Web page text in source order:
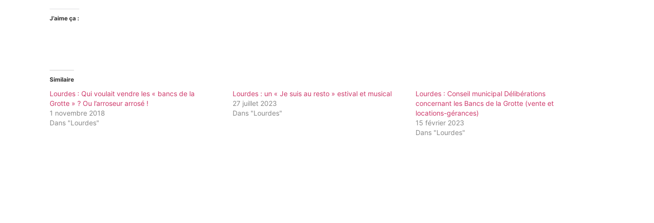
J’aime ça :
Similaire
Lourdes : Qui voulait vendre les « bancs de la
Grotte » ? Ou l’arroseur arrosé !
1 novembre 2018
Dans "Lourdes"
Lourdes : un « Je suis au resto » estival et musical
27 juillet 2023
Dans "Lourdes"
Lourdes : Conseil municipal Délibérations
concernant les Bancs de la Grotte (vente et
locations-gérances)
15 février 2023
Dans "Lourdes"